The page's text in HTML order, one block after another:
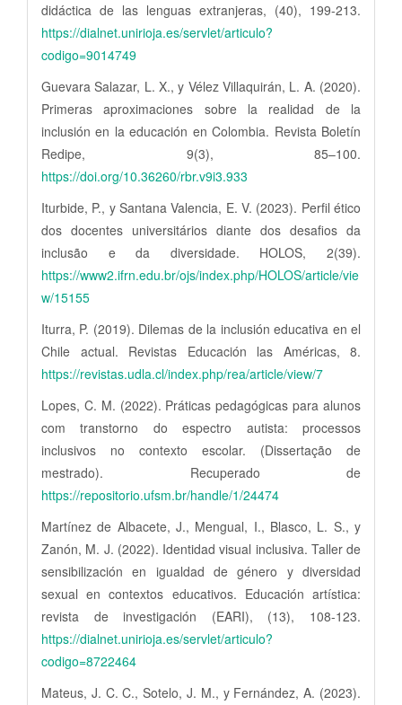
didáctica de las lenguas extranjeras, (40), 199-213.
https://dialnet.unirioja.es/servlet/articulo?
codigo=9014749
Guevara Salazar, L. X., y Vélez Villaquirán, L. A. (2020).
Primeras aproximaciones sobre la realidad de la
inclusión en la educación en Colombia. Revista Boletín
Redipe, 9(3), 85–100.
https://doi.org/10.36260/rbr.v9i3.933
Iturbide, P., y Santana Valencia, E. V. (2023). Perfil ético
dos docentes universitários diante dos desafios da
inclusão e da diversidade. HOLOS, 2(39).
https://www2.ifrn.edu.br/ojs/index.php/HOLOS/article/vie
w/15155
Iturra, P. (2019). Dilemas de la inclusión educativa en el
Chile actual. Revistas Educación las Américas, 8.
https://revistas.udla.cl/index.php/rea/article/view/7
Lopes, C. M. (2022). Práticas pedagógicas para alunos
com transtorno do espectro autista: processos
inclusivos no contexto escolar. (Dissertação de
mestrado). Recuperado de
https://repositorio.ufsm.br/handle/1/24474
Martínez de Albacete, J., Mengual, I., Blasco, L. S., y
Zanón, M. J. (2022). Identidad visual inclusiva. Taller de
sensibilización en igualdad de género y diversidad
sexual en contextos educativos. Educación artística:
revista de investigación (EARI), (13), 108-123.
https://dialnet.unirioja.es/servlet/articulo?
codigo=8722464
Mateus, J. C. C., Sotelo, J. M., y Fernández, A. (2023).